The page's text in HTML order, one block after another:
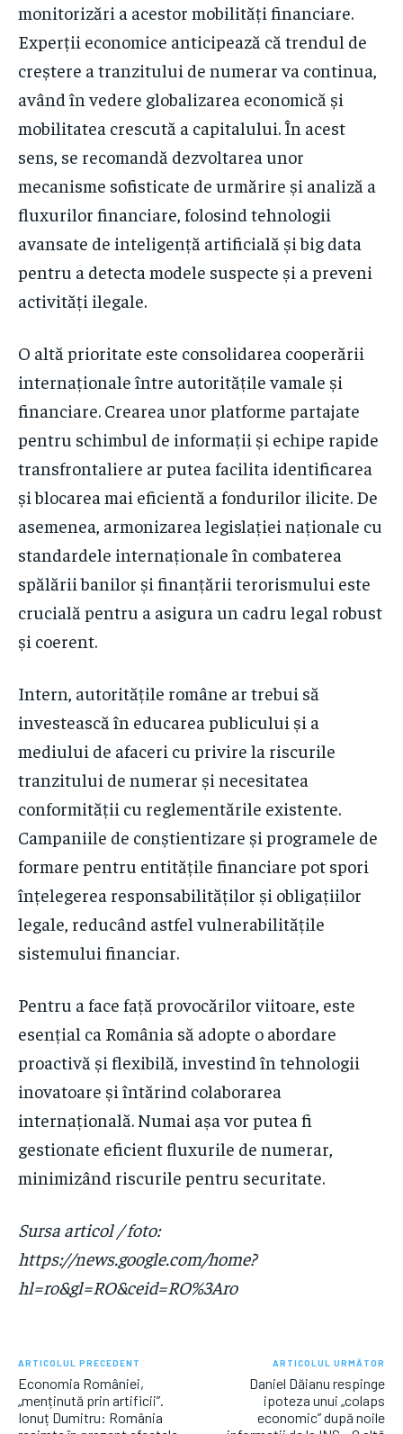
monitorizări a acestor mobilități financiare.
Experții economice anticipează că trendul de
creștere a tranzitului de numerar va continua,
având în vedere globalizarea economică și
mobilitatea crescută a capitalului. În acest
sens, se recomandă dezvoltarea unor
mecanisme sofisticate de urmărire și analiză a
fluxurilor financiare, folosind tehnologii
avansate de inteligență artificială și big data
pentru a detecta modele suspecte și a preveni
activități ilegale.
O altă prioritate este consolidarea cooperării
internaționale între autoritățile vamale și
financiare. Crearea unor platforme partajate
pentru schimbul de informații și echipe rapide
transfrontaliere ar putea facilita identificarea
și blocarea mai eficientă a fondurilor ilicite. De
asemenea, armonizarea legislației naționale cu
standardele internaționale în combaterea
spălării banilor și finanțării terorismului este
crucială pentru a asigura un cadru legal robust
și coerent.
Intern, autoritățile române ar trebui să
investească în educarea publicului și a
mediului de afaceri cu privire la riscurile
tranzitului de numerar și necesitatea
conformității cu reglementările existente.
Campaniile de conștientizare și programele de
formare pentru entitățile financiare pot spori
înțelegerea responsabilităților și obligațiilor
legale, reducând astfel vulnerabilitățile
sistemului financiar.
Pentru a face față provocărilor viitoare, este
esențial ca România să adopte o abordare
proactivă și flexibilă, investind în tehnologii
inovatoare și întărind colaborarea
internațională. Numai așa vor putea fi
gestionate eficient fluxurile de numerar,
minimizând riscurile pentru securitate.
Sursa articol / foto:
https://news.google.com/home?
hl=ro&gl=RO&ceid=RO%3Aro
ARTICOLUL PRECEDENT
Economia României,
„menținută prin artificii”.
Ionuț Dumitru: România
ARTICOLUL URMĂTOR
Daniel Dăianu respinge
ipoteza unui „colaps
economic” după noile